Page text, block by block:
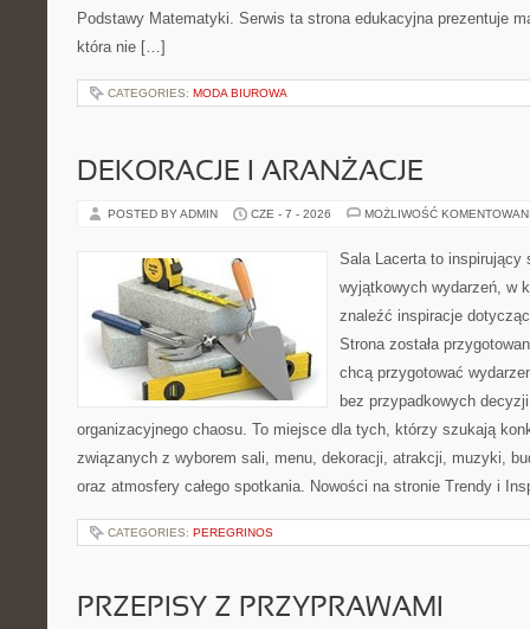
Podstawy Matematyki. Serwis ta strona edukacyjna prezentuje
która nie […]
CATEGORIES: MODA BIUROWA
DEKORACJE I ARANŻACJE
POSTED BY ADMIN CZE - 7 - 2026 MOŻLIWOŚĆ
Sala Lacerta to inspirujący
wyjątkowych wydarzeń, w
znaleźć inspiracje
Strona została
chcą przygotować
bez przypadkowych
organizacyjnego chaosu. To miejsce dla tych, którzy szukają
związanych z wyborem sali, menu, dekoracji, atrakcji, muzyki,
oraz atmosfery całego spotkania. Nowości na stronie Trendy i
CATEGORIES: PEREGRINOS
PRZEPISY Z PRZYPRAWAMI